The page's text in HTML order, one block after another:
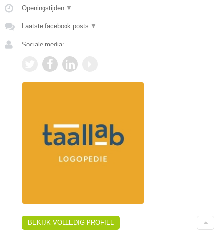
Openingstijden ▼
Laatste facebook posts ▼
Sociale media:
BEKIJK VOLLEDIG PROFIEL